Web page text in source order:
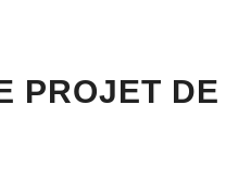
PROJET DE